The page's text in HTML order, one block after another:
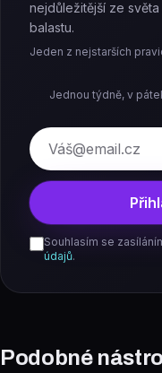
nejdůležitější ze
balastu.
Jeden z nejstarších
Jednou týdně, v
E-mail
Souhlasím se
údajů.
Podobné